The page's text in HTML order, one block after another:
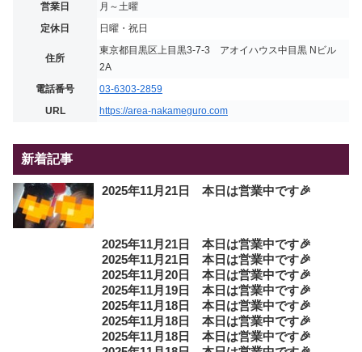
営業日
月～土曜
定休日
日曜・祝日
住所
東京都目黒区上目黒3-7-3 アオイハウス中目黒 Nビル
2A
電話番号
03-6303-2859
URL
https://area-nakameguro.com
新着記事
2025年11月21日 本日は営業中です🎉
2025年11月21日 本日は営業中です🎉
2025年11月21日 本日は営業中です🎉
2025年11月20日 本日は営業中です🎉
2025年11月19日 本日は営業中です🎉
2025年11月18日 本日は営業中です🎉
2025年11月18日 本日は営業中です🎉
2025年11月18日 本日は営業中です🎉